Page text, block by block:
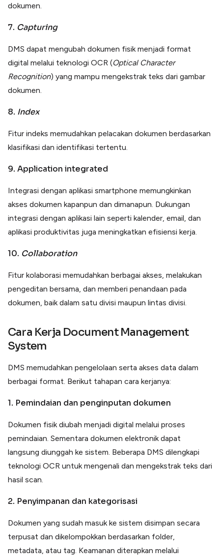
dokumen.
7. Capturing
DMS dapat mengubah dokumen fisik menjadi format
digital melalui teknologi OCR (Optical Character
Recognition) yang mampu mengekstrak teks dari gambar
dokumen.
8. Index
Fitur indeks memudahkan pelacakan dokumen berdasarkan
klasifikasi dan identifikasi tertentu.
9. Application integrated
Integrasi dengan aplikasi smartphone memungkinkan
akses dokumen kapanpun dan dimanapun. Dukungan
integrasi dengan aplikasi lain seperti kalender, email, dan
aplikasi produktivitas juga meningkatkan efisiensi kerja.
10. Collaboration
Fitur kolaborasi memudahkan berbagai akses, melakukan
pengeditan bersama, dan memberi penandaan pada
dokumen, baik dalam satu divisi maupun lintas divisi.
Cara Kerja Document Management
System
DMS memudahkan pengelolaan serta akses data dalam
berbagai format. Berikut tahapan cara kerjanya:
1. Pemindaian dan penginputan dokumen
Dokumen fisik diubah menjadi digital melalui proses
pemindaian. Sementara dokumen elektronik dapat
langsung diunggah ke sistem. Beberapa DMS dilengkapi
teknologi OCR untuk mengenali dan mengekstrak teks dari
hasil scan.
2. Penyimpanan dan kategorisasi
Dokumen yang sudah masuk ke sistem disimpan secara
terpusat dan dikelompokkan berdasarkan folder,
metadata, atau tag. Keamanan diterapkan melalui